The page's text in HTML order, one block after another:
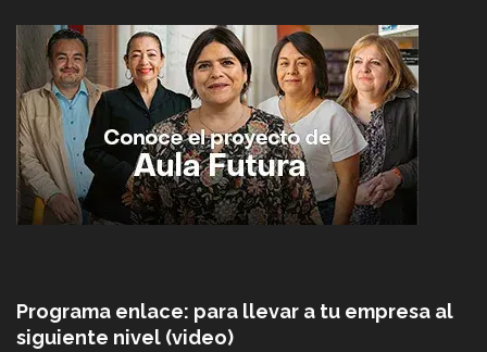
Programa enlace: para llevar a tu empresa al
siguiente nivel (video)